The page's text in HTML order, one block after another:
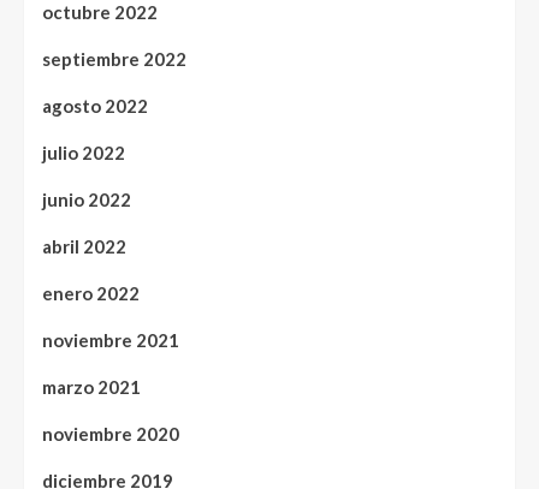
octubre 2022
septiembre 2022
agosto 2022
julio 2022
junio 2022
abril 2022
enero 2022
noviembre 2021
marzo 2021
noviembre 2020
diciembre 2019